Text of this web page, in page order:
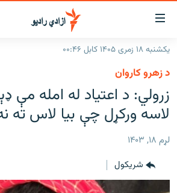
د
لاسرسۍ
وړ
لېنکونه
اصلي
متن
اصلي
ورتلل
راپورونه
افغانستان
نړۍ
خبرونه
د خپرونو جدول
مرکې
اونیزې خپرونې
یکشنبه ۱۸ زمری ۱۴۰۵ کابل ۰۰:۴۶
د زهرو کاروان
زرولي: د اعتیاد له امله مې
لاسه ورکړل چې بیا لاس ته
لړم ۱۸, ۱۴۰۳
شريکول